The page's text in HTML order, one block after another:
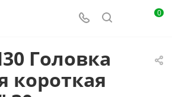
0
Головка
короткая